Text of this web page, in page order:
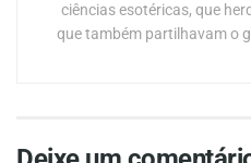
ciências esotéricas, que
que também partilhavam o